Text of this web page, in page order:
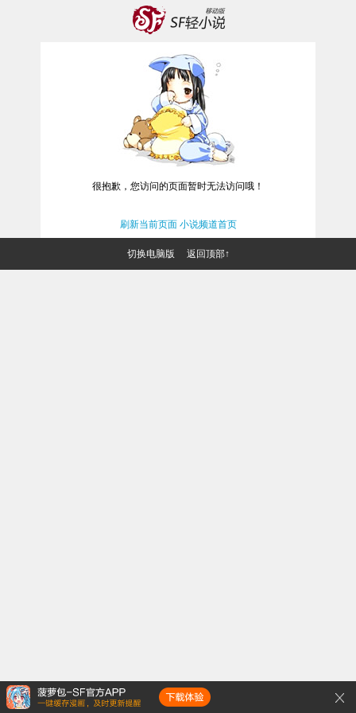
很抱歉，您访问的页面暂时无法访问哦！
刷新当前页面 小说频道首页
切换电脑版 返回顶部↑